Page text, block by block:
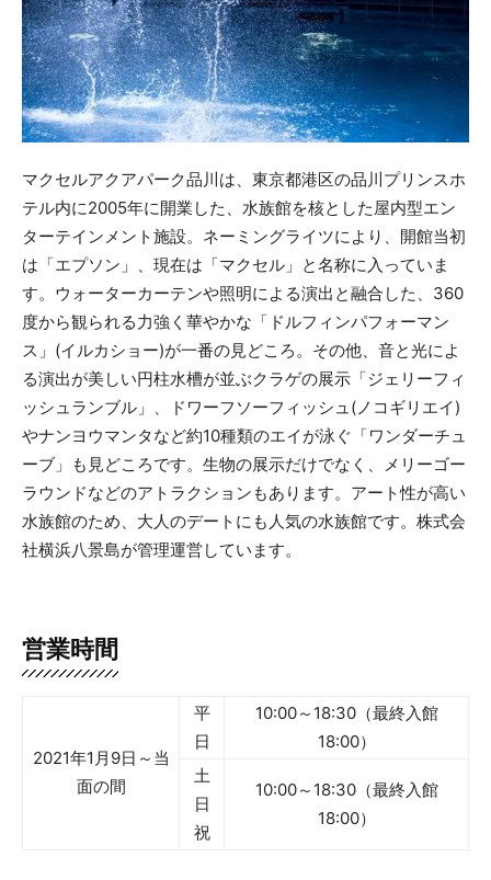
マクセルアクアパーク品川は、東京都港区の品川プリンスホ
テル内に2005年に開業した、水族館を核とした屋内型エン
ターテインメント施設。ネーミングライツにより、開館当初
は「エプソン」、現在は「マクセル」と名称に入っていま
す。ウォーターカーテンや照明による演出と融合した、360
度から観られる力強く華やかな「ドルフィンパフォーマン
ス」(イルカショー)が一番の見どころ。その他、音と光によ
る演出が美しい円柱水槽が並ぶクラゲの展示「ジェリーフィ
ッシュランブル」、ドワーフソーフィッシュ(ノコギリエイ)
やナンヨウマンタなど約10種類のエイが泳ぐ「ワンダーチュ
ーブ」も見どころです。生物の展示だけでなく、メリーゴー
ラウンドなどのアトラクションもあります。アート性が高い
水族館のため、大人のデートにも人気の水族館です。株式会
社横浜八景島が管理運営しています。
営業時間
2021年1月9日～当
面の間
平
日
10:00～18:30（最終入館
18:00）
土
日
祝
10:00～18:30（最終入館
18:00）